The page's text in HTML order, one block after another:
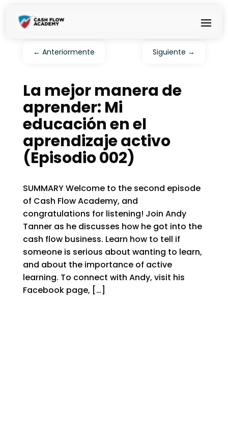
← Anteriormente Siguiente →
La mejor manera de
aprender: Mi
educación en el
aprendizaje activo
(Episodio 002)
SUMMARY Welcome to the second episode
of Cash Flow Academy, and
congratulations for listening! Join Andy
Tanner as he discusses how he got into the
cash flow business. Learn how to tell if
someone is serious about wanting to learn,
and about the importance of active
learning. To connect with Andy, visit his
Facebook page, […]